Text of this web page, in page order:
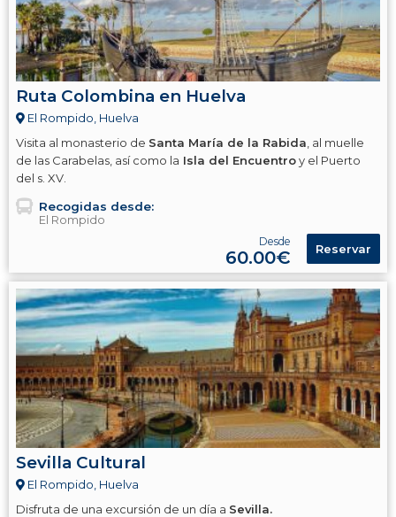
Ruta Colombina en Huelva
El Rompido, Huelva
Visita al monasterio de Santa María de la Rabida , al muelle
de las Carabelas, así como la Isla del Encuentroy el Puerto
del s. XV.
Recogidas desde:
El Rompido
Desde
60.00€ Reservar
Sevilla Cultural
El Rompido, Huelva
Disfruta de una excursión de un día a Sevilla.